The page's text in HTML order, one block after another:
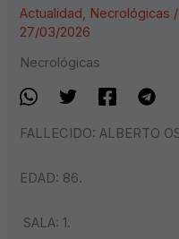
Actualidad, Necrológicas
27/03/2026
Necrológicas
FALLECIDO: ALBERTO
EDAD: 86.
SALA: 1.